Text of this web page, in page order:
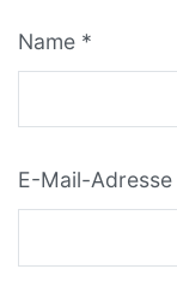
Name *
E-Mail-Adresse